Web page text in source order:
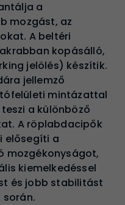
a
mozgást, az
A beltéri
kopásálló,
jelölés) készítik.
jellemző
mintázattal
a különböző
A röplabdacipők
elősegíti a
mozgékonyságot,
kiemelkedéssel
és jobb stabilitást
során.